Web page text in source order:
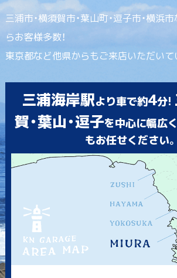
三浦市・横須賀市・葉山町・逗子市・横浜
らお客様多数！
東京都など他県からもご来店いただいて
三浦海岸駅より車で約4分!
賀・葉山・逗子を中心に幅広
もお任せください。